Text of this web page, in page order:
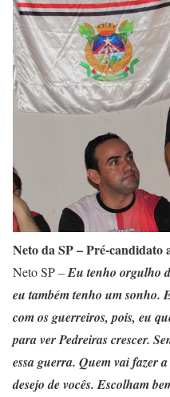
Neto da SP – Pré-candidato
Neto SP –Eu tenho orgulho
eu também tenho um sonho.
com os guerreiros, pois, eu
para ver Pedreiras crescer.
essa guerra. Quem vai fazer
desejo de vocês. Escolham